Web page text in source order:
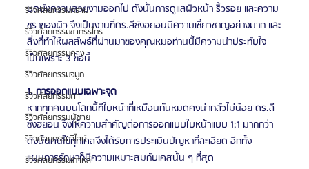
รีวิวศัลยกรรมกราม
รีวิวศัลยกรรมขากรรไกร
รีวิวศัลยกรรมคาง
รีวิวศัลยกรรมจมูก
รีวิวศัลยกรรมตา
รีวิวศัลยกรรมผู้ชาย
รีวิวศัลยกรรมวีไลน์
รีวิวศัลยกรรมเกาหลี
บดบังความสวยงามออกไป ดังนั้นการดูแลผิวหน้า ริ้วรอย และความ
ชราของผิว จึงเป็นงานที่ดร.ลีซังฮยอนมีความเชี่ยวชาญอย่างมาก และ
สิ่งที่ทำให้ผลลัพธ์ที่ผ่านมาของคุณหมอท่านนี้มีความน่าประทับใจ
เป็นเพราะ 3 ข้อนี้
1. การออกแบบเฉพาะจุด
หากทุกคนบนโลกนี้ทีใบหน้าที่เหมือนกันหมดคงน่ากลัวไม่น้อย ดร.ลี
ซังฮยอน จึงให้ความสำคัญต่อการออกแบบใบหน้าแบบ 1:1 มากกว่า
ดังนั้นคนไข้ทุกเคสจึงได้รับการประเมินปัญหาที่ละเอียด อีกทั้ง
แผนการรักษาก็มีความเหมาะสมกับเคสนั้น ๆ ที่สุด